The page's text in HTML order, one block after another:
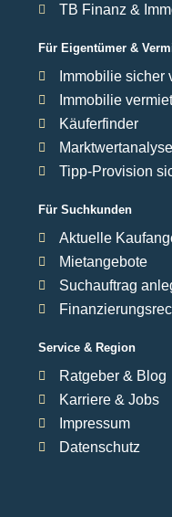
TB Finanz &
Für Eigentümer &
Immobilie sicher
Immobilie
Käuferfinder
Tipp-Provision
Für Suchkunden
Aktuelle
Mietangebote
Suchauftrag
Service & Region
Ratgeber & Blog
Karriere & Jobs
Impressum
Datenschutz